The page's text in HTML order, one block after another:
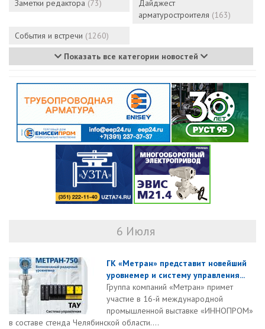
Заметки редактора (73)
Дайджест
арматуростроителя (163)
События и встречи (1260)
Показать все категории новостей
6 Июля
ГК «Метран» представит новейший
уровнемер и систему управления...
Группа компаний «Метран» примет
участие в 16-й международной
промышленной выставке «ИННОПРОМ»
в составе стенда Челябинской области....